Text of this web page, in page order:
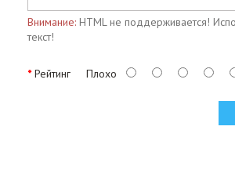
Внимание: HTML не поддерживается!
текст!
Рейтинг Плохо